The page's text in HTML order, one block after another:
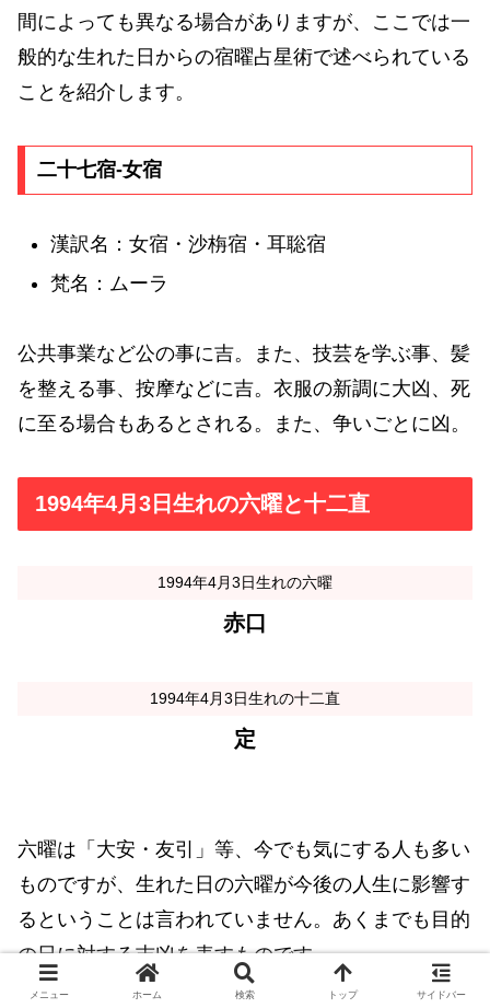
間によっても異なる場合がありますが、ここでは一
般的な生れた日からの宿曜占星術で述べられている
ことを紹介します。
二十七宿-女宿
漢訳名：女宿・沙栴宿・耳聡宿
梵名：ムーラ
公共事業など公の事に吉。また、技芸を学ぶ事、髪
を整える事、按摩などに吉。衣服の新調に大凶、死
に至る場合もあるとされる。また、争いごとに凶。
1994年4月3日生れの六曜と十二直
1994年4月3日生れの六曜
赤口
1994年4月3日生れの十二直
定
六曜は「大安・友引」等、今でも気にする人も多い
ものですが、生れた日の六曜が今後の人生に影響す
るということは言われていません。あくまでも目的
の日に対する吉凶を表すものです。
メニュー ホーム 検索 トップ サイドバー